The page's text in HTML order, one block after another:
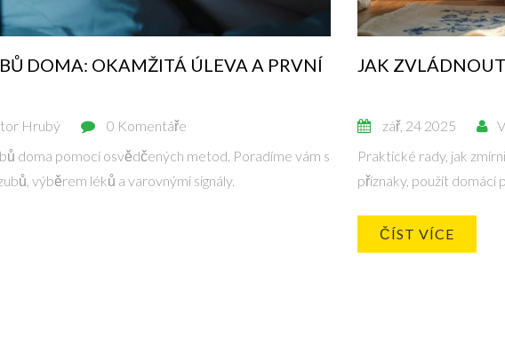
DOMA: OKAMŽITÁ ÚLEVA A PRVNÍ
Hrubý
0 Komentáře
doma pomocí osvědčených metod. Poradíme vám s
výběrem léků a varovnými signály.
JAK
zář, 24 2025
Praktické rady, jak
příznaky, použít domácí
ČÍST VÍCE